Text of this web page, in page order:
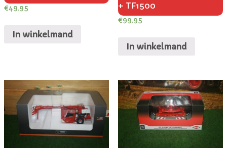
€49.95
In winkelmand
+ TF1500
€99.95
In winkelmand